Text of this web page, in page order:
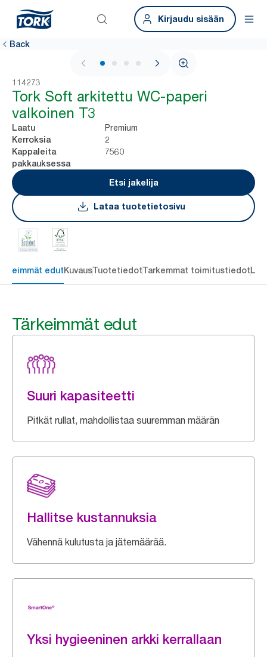
Kirjaudu sisään
Back
1 / 4
114273
Tork Soft arkitettu WC-paperi
valkoinen T3
Laatu Premium
Kerroksia 2
Kappaleita
pakkauksessa
7560
Etsi jakelija
Lataa tuotetietosivu
edutKuvausTuotetiedotTarkemmat toimitustiedot
Tärkeimmät edut
Suuri kapasiteetti
Pitkät rullat, mahdollistaa suuremman määrän
Hallitse kustannuksia
Vähennä kulutusta ja jätemäärää.
Yksi hygieeninen arkki kerrallaan